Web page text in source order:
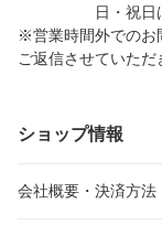
日・祝日は
※営業時間外でのお
ご返信させていただ
ショップ情報
会社概要・決済方法